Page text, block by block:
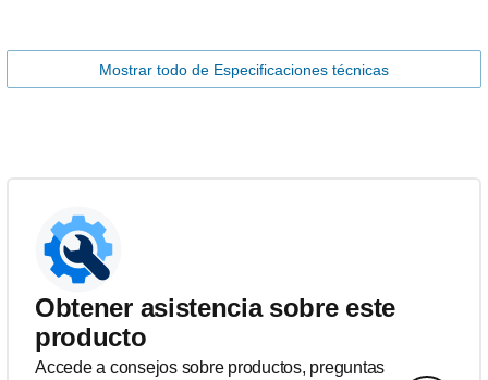
Mostrar todo de Especificaciones técnicas
Obtener asistencia sobre este
producto
Accede a consejos sobre productos, preguntas